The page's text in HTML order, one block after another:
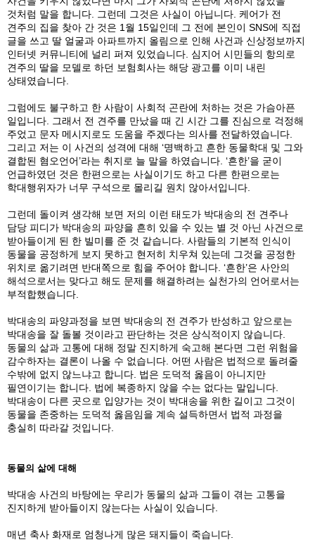
것처럼 말을 합니다. 그런데 그것은 사실이 아닙니다. 케어가 전
견주의 집을 찾아 간 것은 1월 15일인데 그 전에 본인이 SNS에 직접
글을 쓰고 딸 얼굴과 아파트까지 올림으로 인해 사건과 신상정보까지
인터넷 커뮤니티에 널리 퍼져 있었습니다. 심지어 시민들의 항의로
견주의 딸을 모델로 하던 보험회사는 해당 광고를 이미 내린
상태였습니다.
그럼에도 불구하고 한 사람이 사회적 곤란에 처하는 것은 가슴아픈
일입니다. 그래서 전 견주를 만났을 때 긴 시간 그를 진심으로 걱정해
주었고 문자 메시지로도 도움을 주겠다는 의사를 전달하였습니다.
그리고 저는 이 사건의 성격에 대해 ‘명백하고 흔한 동물학대 및 그와
결합된 혐오언어’라는 취지로 늘 말을 하였습니다. ‘흔한’을 굳이
언급하였던 것은 한편으로는 사실이기도 하고 다른 한편으로는
학대행위자가 너무 구석으로 몰리길 원치 않아서입니다.
그런데 돌이켜 생각해 보면 저의 이런 태도가 박대송의 전 견주나
담당 피디가 박대송의 파양을 흔히 있을 수 있는 별 것 아닌 사건으로
받아들이게 된 한 빌미를 준 것 같습니다. 사람들의 기본적 인식이
동물을 공정하게 보지 못하고 현저히 치우쳐 있는데 그것을 공정한
위치로 옮기려면 반대쪽으로 힘을 주어야 합니다. ‘흔한’은 사안의
해석으로서는 맞다고 해도 문제를 해결하려는 실천가의 언어로서는
부적합했습니다.
박대송의 파양과정을 보면 박대송의 전 견주가 반성하고 앞으로는
박대송을 잘 돌볼 것이라고 판단하는 것은 상식적이지 않습니다.
동물의 삶과 고통에 대해 정말 진지하게 숙고해 본다면 그런 위험을
감수하자는 결론이 나올 수 없습니다. 어떤 사람은 법적으로 돌려줄
수밖에 없지 않느냐고 합니다. 법은 도덕적 옳음이 아니지만
필연이기는 합니다. 법에 복종하지 않을 수는 없다는 말입니다.
박대송이 다른 곳으로 입양가는 것이 박대송을 위한 길이고 그것이
동물을 존중하는 도덕적 옳음임을 계속 설득하면서 법적 과정을
충실히 따라갈 것입니다.
동물의 삶에 대해
박대송 사건의 바탕에는 우리가 동물의 삶과 그들이 겪는 고통을
진지하게 받아들이지 않는다는 사실이 있습니다.
매년 축사 화재로 엄청나게 많은 돼지들이 죽습니다.